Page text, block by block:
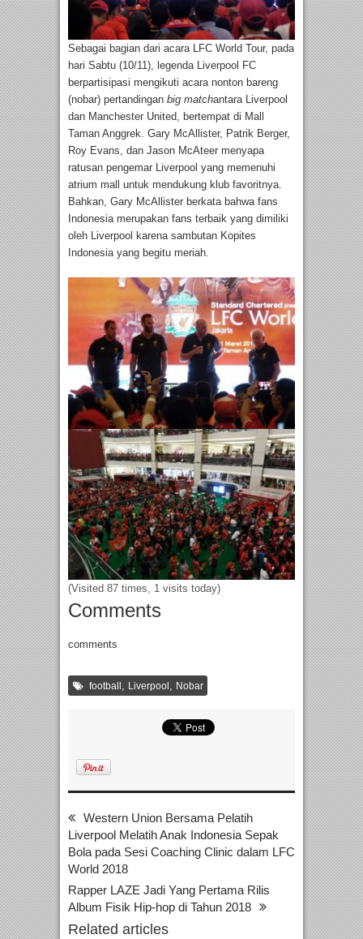
Sebagai bagian dari acara LFC World Tour, pada
hari Sabtu (10/11), legenda Liverpool FC
berpartisipasi mengikuti acara nonton bareng
(nobar) pertandingan big matchantara Liverpool
dan Manchester United, bertempat di Mall
Taman Anggrek. Gary McAllister, Patrik Berger,
Roy Evans, dan Jason McAteer menyapa
ratusan pengemar Liverpool yang memenuhi
atrium mall untuk mendukung klub favoritnya.
Bahkan, Gary McAllister berkata bahwa fans
Indonesia merupakan fans terbaik yang dimiliki
oleh Liverpool karena sambutan Kopites
Indonesia yang begitu meriah.
(Visited 87 times, 1 visits today)
Comments
comments
football , Liverpool , Nobar
Western Union Bersama Pelatih
Liverpool Melatih Anak Indonesia Sepak
Bola pada Sesi Coaching Clinic dalam LFC
World 2018
Rapper LAZE Jadi Yang Pertama Rilis
Album Fisik Hip-hop di Tahun 2018
Related articles